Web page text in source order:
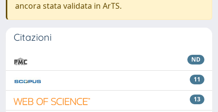
ancora stata validata in ArTS.
Citazioni
ND
11
13